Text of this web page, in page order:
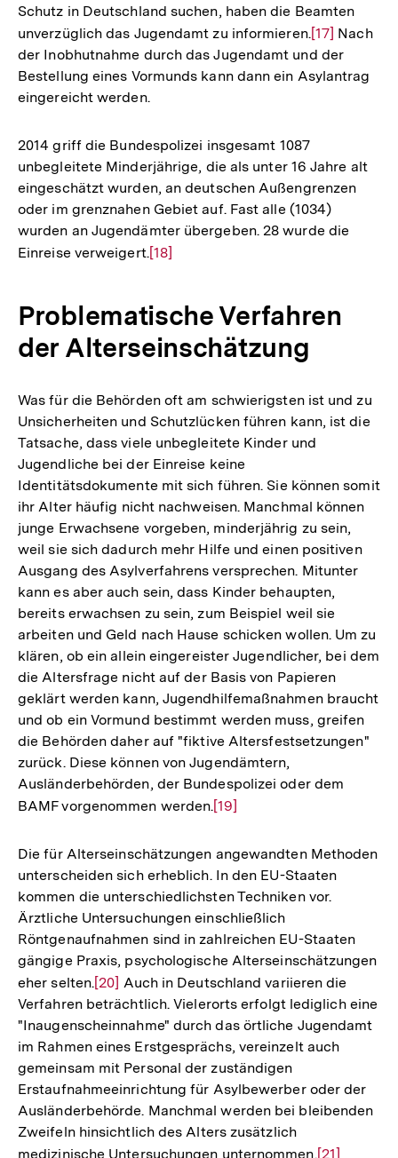
Schutz in Deutschland suchen, haben die Beamten
unverzüglich das Jugendamt zu informieren.Zur
Auflösung
der
[17] Nach
der Inobhutnahme durch das Jugendamt und der
Bestellung eines Vormunds kann dann ein Asylantrag
eingereicht werden.
2014 griff die Bundespolizei insgesamt 1087
unbegleitete Minderjährige, die als unter 16 Jahre alt
eingeschätzt wurden, an deutschen Außengrenzen
oder im grenznahen Gebiet auf. Fast alle (1034)
wurden an Jugendämter übergeben. 28 wurde die
Einreise verweigert.Zur
Fußnote
[18]
Problematische Verfahren
der Alterseinschätzung
Was für die Behörden oft am schwierigsten ist und zu
Unsicherheiten und Schutzlücken führen kann, ist die
Tatsache, dass viele unbegleitete Kinder und
Jugendliche bei der Einreise keine
Identitätsdokumente mit sich führen. Sie können somit
ihr Alter häufig nicht nachweisen. Manchmal können
junge Erwachsene vorgeben, minderjährig zu sein,
weil sie sich dadurch mehr Hilfe und einen positiven
Ausgang des Asylverfahrens versprechen. Mitunter
kann es aber auch sein, dass Kinder behaupten,
bereits erwachsen zu sein, zum Beispiel weil sie
arbeiten und Geld nach Hause schicken wollen. Um zu
klären, ob ein allein eingereister Jugendlicher, bei dem
die Altersfrage nicht auf der Basis von Papieren
geklärt werden kann, Jugendhilfemaßnahmen braucht
und ob ein Vormund bestimmt werden muss, greifen
die Behörden daher auf "fiktive Altersfestsetzungen"
zurück. Diese können von Jugendämtern,
Ausländerbehörden, der Bundespolizei oder dem
BAMF vorgenommen werden.Zur
der
Fußnote
[19]
Die für Alterseinschätzungen angewandten Methoden
unterscheiden sich erheblich. In den EU-Staaten
kommen die unterschiedlichsten Techniken vor.
Ärztliche Untersuchungen einschließlich
Röntgenaufnahmen sind in zahlreichen EU-Staaten
gängige Praxis, psychologische Alterseinschätzungen
eher selten.Zur
Auflösung
der
Fußnote
[20] Auch in Deutschland variieren die
Verfahren beträchtlich. Vielerorts erfolgt lediglich eine
"Inaugenscheinnahme" durch das örtliche Jugendamt
im Rahmen eines Erstgesprächs, vereinzelt auch
gemeinsam mit Personal der zuständigen
Erstaufnahmeeinrichtung für Asylbewerber oder der
Ausländerbehörde. Manchmal werden bei bleibenden
Zweifeln hinsichtlich des Alters zusätzlich
medizinische Untersuchungen unternommen. Zur
[21]